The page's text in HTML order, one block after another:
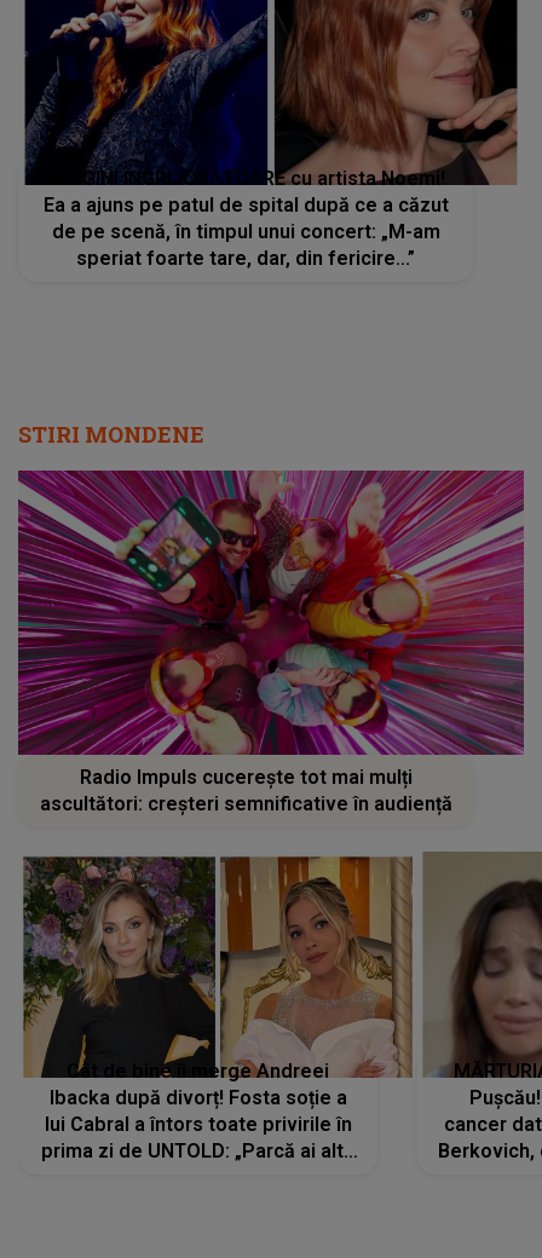
IMAGINI ÎNGRIJORĂTOARE cu artista Noemi!
Ea a ajuns pe patul de spital după ce a căzut
de pe scenă, în timpul unui concert: „M-am
speriat foarte tare, dar, din fericire...”
STIRI MONDENE
Radio Impuls cucerește tot mai mulți
ascultători: creșteri semnificative în audiență
Cât de bine îi merge Andreei
Ibacka după divorț! Fosta soție a
lui Cabral a întors toate privirile în
prima zi de UNTOLD: „Parcă ai altă
cancer
Berkovich,